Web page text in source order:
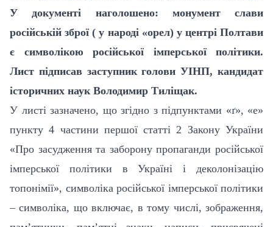
У документі наголошено: монумент слави
російській зброї ( у народі «орел) у центрі Полтави
є символікою російської імперської політики.
Лист підписав заступник голови УІНП, кандидат
історичних наук Володимир Тиліщак.
У листі зазначено, що згідно з підпунктами «ґ», «е»
пункту 4 частини першої статті 2 Закону України
«Про засудження та заборону пропаганди російської
імперської політики в Україні і деколонізацію
топонімії», символіка російської імперської політики
– символіка, що включає, в тому числі, зображення,